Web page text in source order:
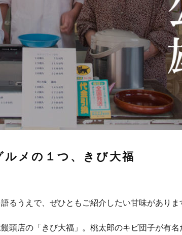
ルメの１つ、きび大福
るうえで、ぜひともご紹介したい甘味がありま
頭店の「きび大福」。桃太郎のキビ団子が有